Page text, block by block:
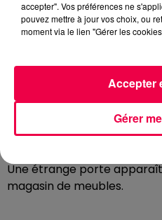
va prendre des allures de
Pourtant, rien ne pourra
fins, il va devoir devenir
BACKROOMS
Une étrange porte apparaît
magasin de meubles.
accepter". Vos préférences ne
pouvez mettre à jour vos choix, ou
moment via le lien "Gérer les
Gérer
Accepter